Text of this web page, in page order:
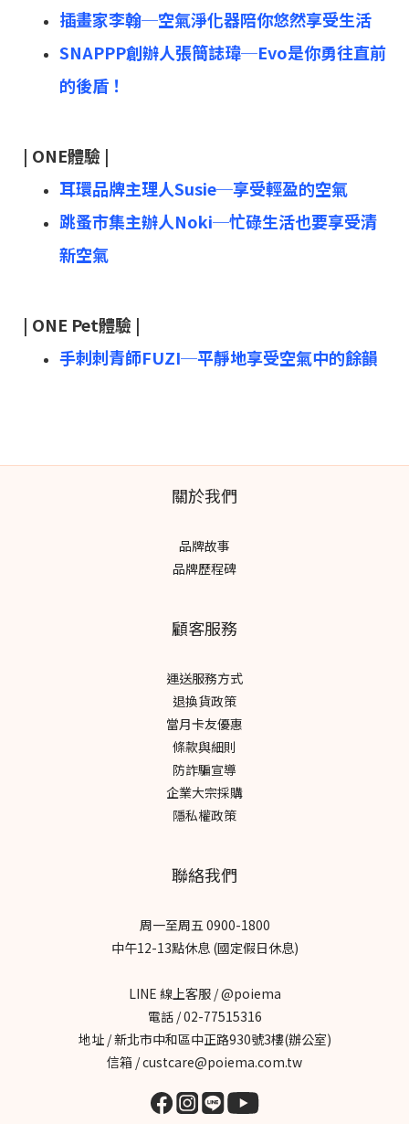
插畫家李翰─空氣淨化器陪你悠然享受生活
SNAPPP創辦人張簡誌瑋─Evo是你勇往直前
的後盾！
| ONE體驗 |
耳環品牌主理人Susie─享受輕盈的空氣
跳蚤市集主辦⼈Noki─忙碌生活也要享受清
新空氣
| ONE Pet體驗 |
手刺刺青師FUZI─平靜地享受空氣中的餘韻
關於我們
品牌故事
品牌歷程碑
顧客服務
運送服務方式
退換貨政策
當月卡友優惠
條款與細則
防詐騙宣導
企業大宗採購
隱私權政策
聯絡我們
周一至周五 0900-1800
中午12-13點休息 (國定假日休息)
LINE 線上客服 / @poiema
電話 / 02-77515316
地址 / 新北市中和區中正路930號3樓(辦公室)
信箱 / custcare@poiema.com.tw